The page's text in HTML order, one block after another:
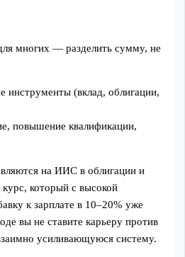
многих — разделить сумму, не
(вклад, облигации,
повышение квалификации,
на ИИС в облигации и
который с высокой
к зарплате в 10–20% уже
вы не ставите карьеру против
усиливающуюся систему.